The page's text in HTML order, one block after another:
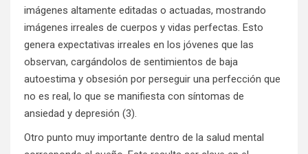
imágenes altamente editadas o actuadas, mostrando
imágenes irreales de cuerpos y vidas perfectas. Esto
genera expectativas irreales en los jóvenes que las
observan, cargándolos de sentimientos de baja
autoestima y obsesión por perseguir una perfección que
no es real, lo que se manifiesta con síntomas de
ansiedad y depresión (3).
Otro punto muy importante dentro de la salud mental